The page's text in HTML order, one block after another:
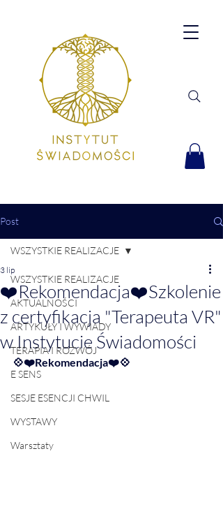
Post
WSZYSTKIE REALIZACJE
AKTUALNOŚCI
ARTYKUŁY I WYWIADY
TERAPIA I ROZWÓJ
E SENS
SESJE ESENCJI CHWIL
WYSTAWY
Warsztaty
WSZYSTKIE REALIZACJE
❤️Rekomendacja❤️Szkolenie
z certyfikacja "Terapeuta VR"
w Instytucie Świadomości
3 lip
💠❤️Rekomendacja❤️💠